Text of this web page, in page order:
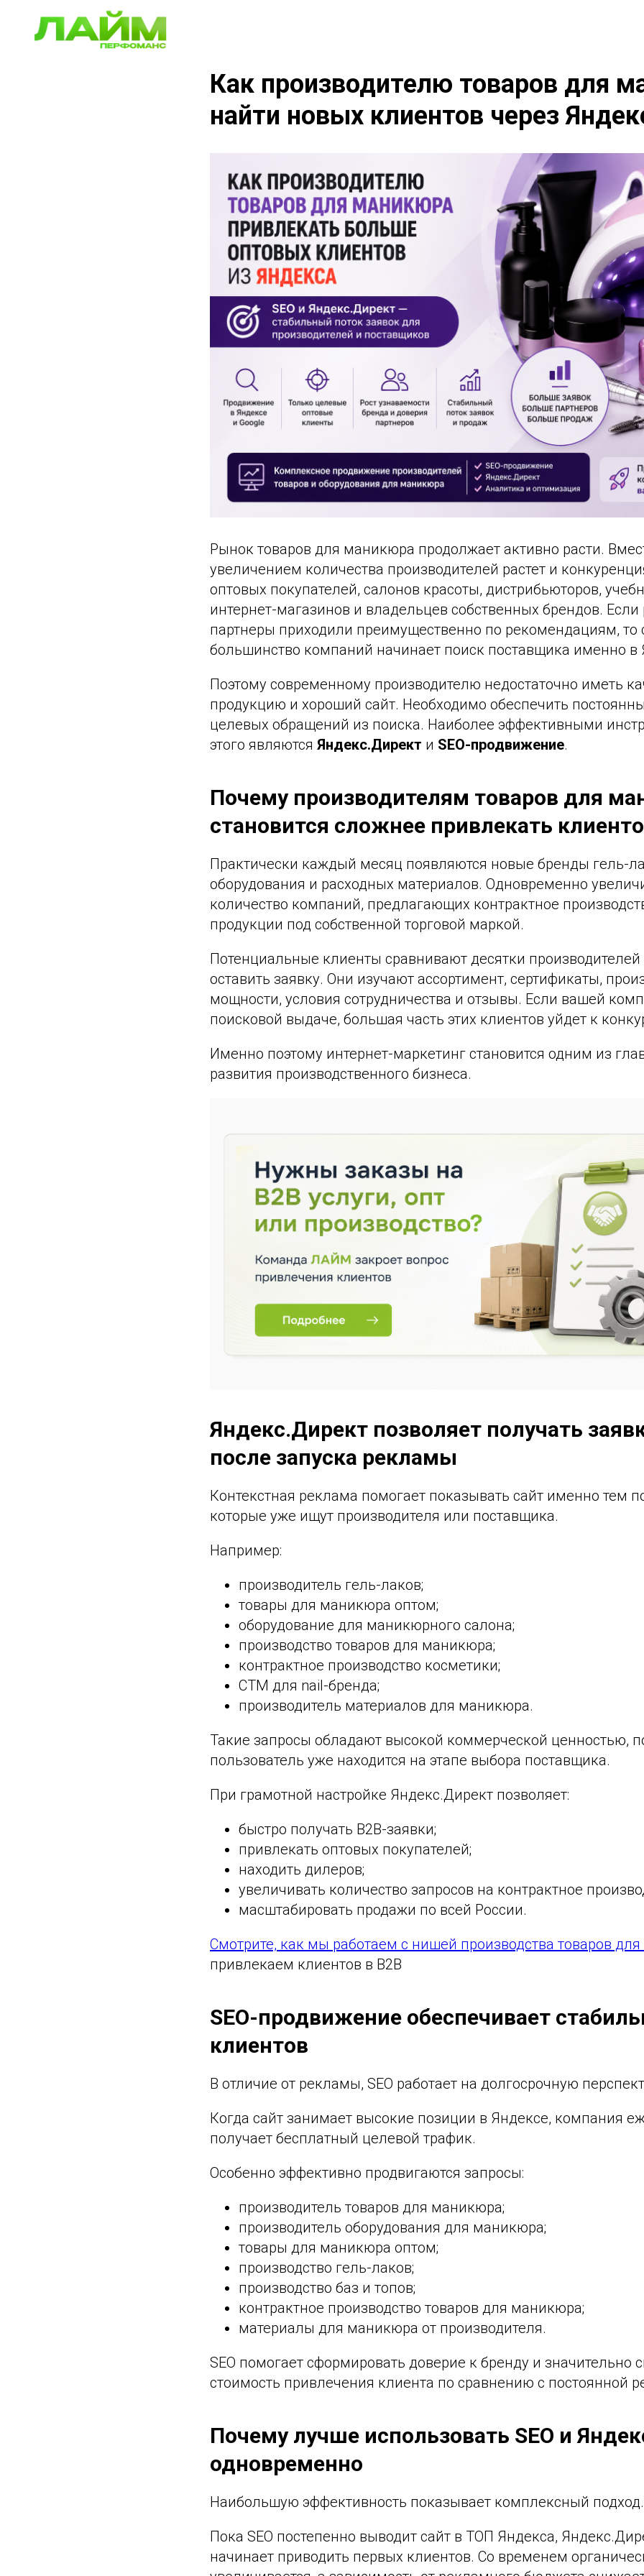
Как производителю товаров для
найти новых клиентов через
Рынок товаров для маникюра продолжает активно расти.
увеличением количества производителей растет и
оптовых покупателей, салонов красоты, дистрибьюторов,
интернет-магазинов и владельцев собственных брендов.
партнеры приходили преимущественно по рекомендациям, то
большинство компаний начинает поиск поставщика именно в
Поэтому современному производителю недостаточно иметь
продукцию и хороший сайт. Необходимо обеспечить
целевых обращений из поиска. Наиболее эффективными
этого являются Яндекс.Директ и SEO-продвижение.
Почему производителям товаров для
становится сложнее привлекать
Практически каждый месяц появляются новые бренды гель-
оборудования и расходных материалов. Одновременно
количество компаний, предлагающих контрактное
продукции под собственной торговой маркой.
Потенциальные клиенты сравнивают десятки производителей
оставить заявку. Они изучают ассортимент, сертификаты,
мощности, условия сотрудничества и отзывы. Если вашей
поисковой выдаче, большая часть этих клиентов уйдет к
Именно поэтому интернет-маркетинг становится одним из
развития производственного бизнеса.
Яндекс.Директ позволяет получать
после запуска рекламы
Контекстная реклама помогает показывать сайт именно тем
которые уже ищут производителя или поставщика.
Например:
производитель гель-лаков;
товары для маникюра оптом;
оборудование для маникюрного салона;
производство товаров для маникюра;
контрактное производство косметики;
СТМ для nail-бренда;
производитель материалов для маникюра.
Такие запросы обладают высокой коммерческой ценностью,
пользователь уже находится на этапе выбора поставщика.
При грамотной настройке Яндекс.Директ позволяет:
быстро получать B2B-заявки;
привлекать оптовых покупателей;
находить дилеров;
увеличивать количество запросов на контрактное
масштабировать продажи по всей России.
Смотрите, как мы работаем с нишей производства товаров
привлекаем клиентов в B2B
SEO-продвижение обеспечивает
клиентов
В отличие от рекламы, SEO работает на долгосрочную
Когда сайт занимает высокие позиции в Яндексе, компания
получает бесплатный целевой трафик.
Особенно эффективно продвигаются запросы:
производитель товаров для маникюра;
производитель оборудования для маникюра;
товары для маникюра оптом;
производство гель-лаков;
производство баз и топов;
контрактное производство товаров для маникюра;
материалы для маникюра от производителя.
SEO помогает сформировать доверие к бренду и значительно
стоимость привлечения клиента по сравнению с постоянной
Почему лучше использовать SEO и
одновременно
Наибольшую эффективность показывает комплексный подход.
Пока SEO постепенно выводит сайт в ТОП Яндекса,
начинает приводить первых клиентов. Со временем